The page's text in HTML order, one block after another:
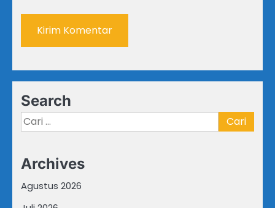
Search
Cari
untuk:
Archives
Agustus 2026